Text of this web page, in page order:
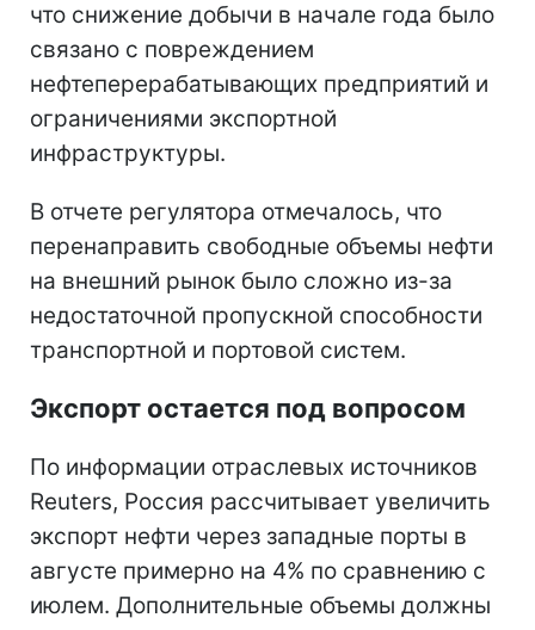
что снижение добычи в начале года было
связано с повреждением
нефтеперерабатывающих предприятий и
ограничениями экспортной
инфраструктуры.
В отчете регулятора отмечалось, что
перенаправить свободные объемы нефти
на внешний рынок было сложно из-за
недостаточной пропускной способности
транспортной и портовой систем.
Экспорт остается под вопросом
По информации отраслевых источников
Reuters, Россия рассчитывает увеличить
экспорт нефти через западные порты в
августе примерно на 4% по сравнению с
июлем. Дополнительные объемы должны